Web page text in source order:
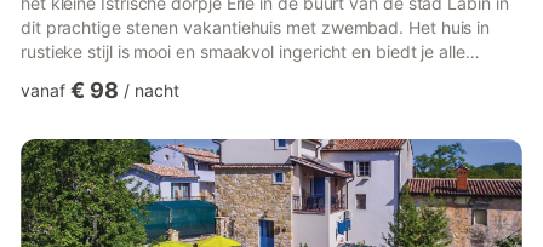
dit prachtige stenen vakantiehuis met zwembad. Het huis in
rustieke stijl is mooi en smaakvol ingericht en biedt je alle
verdieping, keuken, eetkamer, woonkamer en badkamer op de
overdekte terras voor het huis, waar je kunt genieten van een
glas wijn en een barbecue-diner. Verfris jezelf van...
vanaf € 98 / nacht